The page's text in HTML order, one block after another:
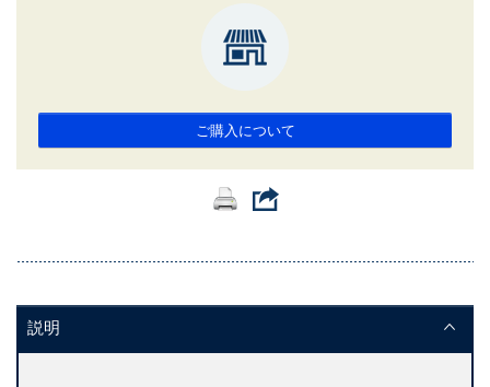
ご購入について
説明